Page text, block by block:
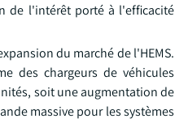
de l'intérêt porté à l'efficacité
du marché de l'HEMS.
des chargeurs de véhicules
soit une augmentation de
massive pour les systèmes